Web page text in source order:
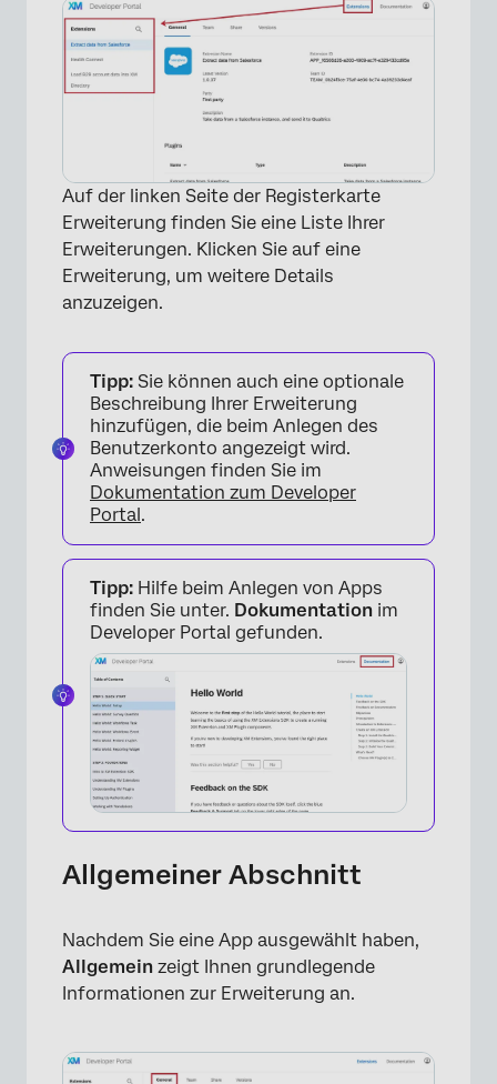
×
Auf der linken Seite der Registerkarte
Erweiterung finden Sie eine Liste Ihrer
Erweiterungen. Klicken Sie auf eine
Erweiterung, um weitere Details
anzuzeigen.
Tipp: Sie können auch eine optionale
Beschreibung Ihrer Erweiterung
hinzufügen, die beim Anlegen des
Benutzerkonto angezeigt wird.
Anweisungen finden Sie im
Dokumentation zum Developer
Portal.
Tipp: Hilfe beim Anlegen von Apps
finden Sie unter. Dokumentation im
Developer Portal gefunden.
Allgemeiner Abschnitt
Nachdem Sie eine App ausgewählt haben,
Allgemein zeigt Ihnen grundlegende
Informationen zur Erweiterung an.